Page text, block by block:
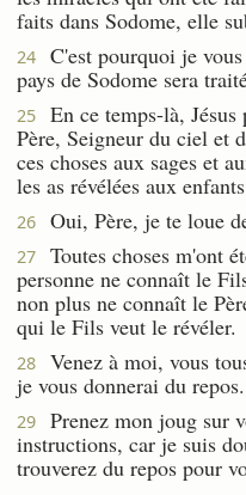
faits dans Sodome, elle
24
C'est pourquoi je
pays de Sodome sera
25
En ce temps-là,
Père, Seigneur du ciel et
ces choses aux sages et
les as révélées aux
26 Oui, Père, je te loue
27
Toutes choses m'ont
personne ne connaît le
non plus ne connaît le
qui le Fils veut le révéler.
28
Venez à moi, vous
je vous donnerai du repos.
29
Prenez mon joug sur
instructions, car je suis
trouverez du repos pour